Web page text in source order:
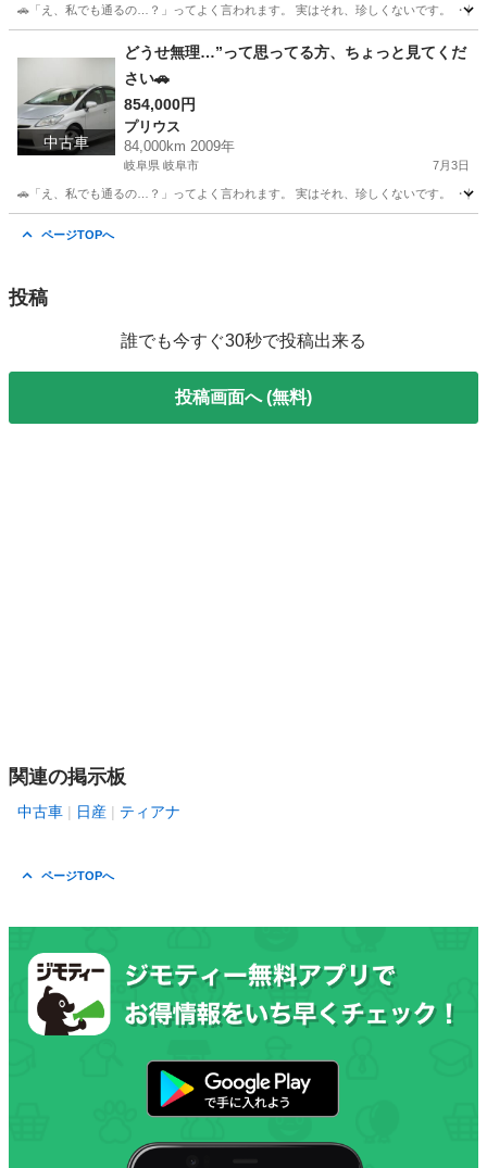
🚗「え、私でも通るの…？」ってよく言われます。 実はそれ、珍しくないです。 ・
エスティマ
中古車
どうせ無理…”って思ってる方、ちょっと見てくだ
さい🚗
854,000円
プリウス
84,000km 2009年
岐阜県 岐阜市 7月3日
🚗「え、私でも通るの…？」ってよく言われます。 実はそれ、珍しくないです。 ・
ページTOPへ
投稿
誰でも今すぐ30秒で投稿出来る
投稿画面へ (無料)
関連の掲示板
中古車 日産 ティアナ
ページTOPへ